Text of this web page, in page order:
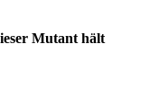
Mutant hält